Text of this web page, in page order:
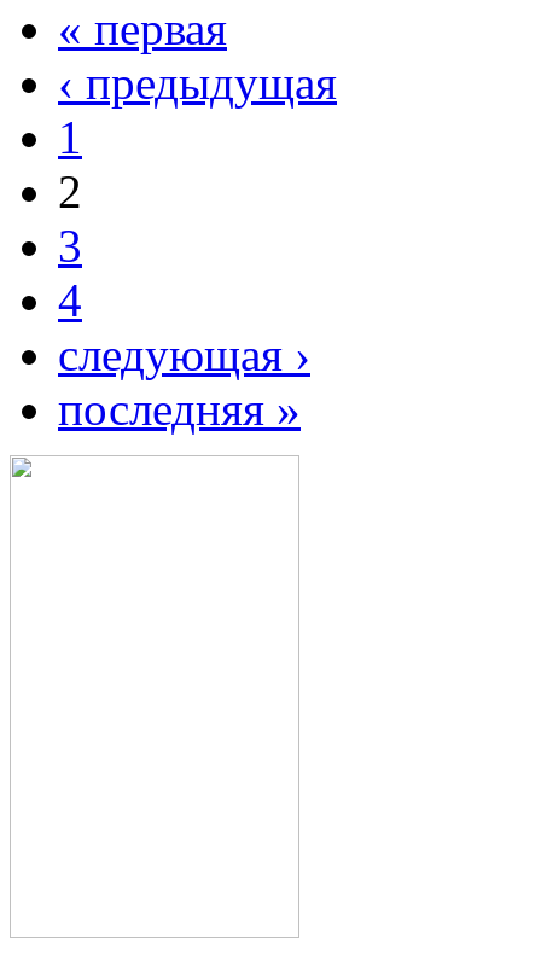
« первая
‹ предыдущая
1
2
3
4
следующая ›
последняя »